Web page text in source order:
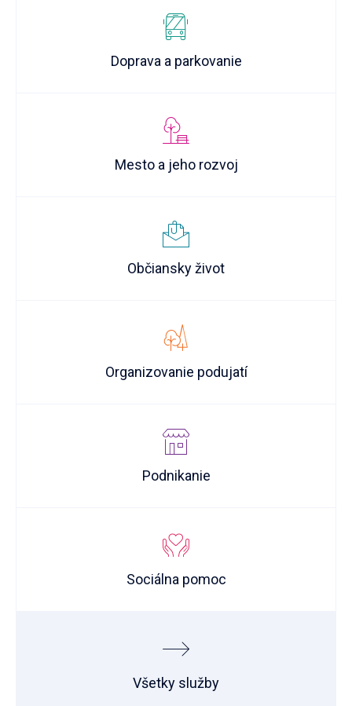
Doprava a parkovanie
Mesto a jeho rozvoj
Občiansky život
Organizovanie podujatí
Podnikanie
Sociálna pomoc
Všetky služby